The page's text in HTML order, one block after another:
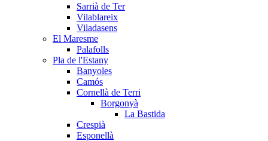
Sarrià de Ter
Vilablareix
Viladasens
El Maresme
Palafolls
Pla de l'Estany
Banyoles
Camós
Cornellà de Terri
Borgonyà
La Bastida
Crespià
Esponellà